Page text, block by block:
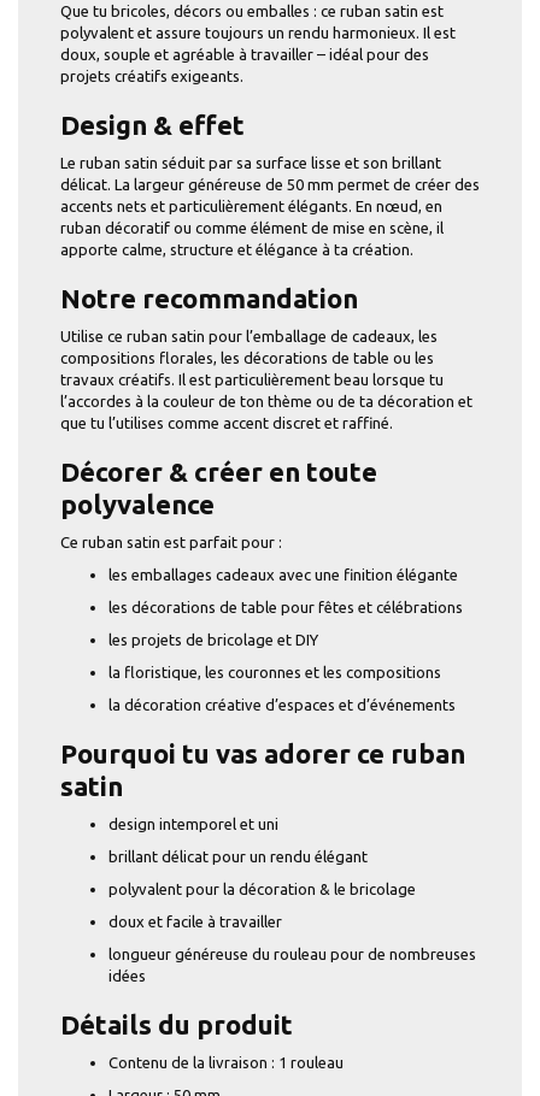
Que tu bricoles, décors ou emballes : ce ruban satin est
polyvalent et assure toujours un rendu harmonieux. Il est
doux, souple et agréable à travailler – idéal pour des
projets créatifs exigeants.
Design & effet
Le ruban satin séduit par sa surface lisse et son brillant
délicat. La largeur généreuse de 50 mm permet de créer des
accents nets et particulièrement élégants. En nœud, en
ruban décoratif ou comme élément de mise en scène, il
apporte calme, structure et élégance à ta création.
Notre recommandation
Utilise ce ruban satin pour l’emballage de cadeaux, les
compositions florales, les décorations de table ou les
travaux créatifs. Il est particulièrement beau lorsque tu
l’accordes à la couleur de ton thème ou de ta décoration et
que tu l’utilises comme accent discret et raffiné.
Décorer & créer en toute
polyvalence
Ce ruban satin est parfait pour :
les emballages cadeaux avec une finition élégante
les décorations de table pour fêtes et célébrations
les projets de bricolage et DIY
la floristique, les couronnes et les compositions
la décoration créative d’espaces et d’événements
Pourquoi tu vas adorer ce ruban
satin
design intemporel et uni
brillant délicat pour un rendu élégant
polyvalent pour la décoration & le bricolage
doux et facile à travailler
longueur généreuse du rouleau pour de nombreuses
idées
Détails du produit
Contenu de la livraison : 1 rouleau